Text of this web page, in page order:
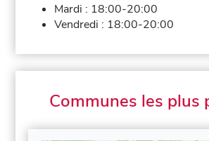
Mardi : 18:00-20:00
Vendredi : 18:00-20:00
Communes les plus